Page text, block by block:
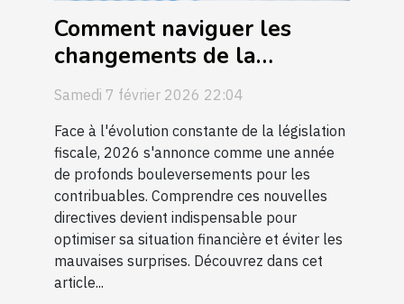
Comment naviguer les
changements de la
législation fiscale en 2026
?
Samedi 7 février 2026 22:04
Face à l'évolution constante de la législation
fiscale, 2026 s'annonce comme une année
de profonds bouleversements pour les
contribuables. Comprendre ces nouvelles
directives devient indispensable pour
optimiser sa situation financière et éviter les
mauvaises surprises. Découvrez dans cet
article...